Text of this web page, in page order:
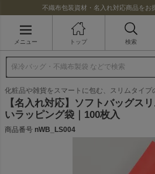
不織布包装資材・名入れ対応商品をお
メニュー トップ 検索
化粧品や雑貨をスマートに包む、スリムタイプ
【名入れ対応】ソフトバッグス
いラッピング袋｜100枚入
商品番号 nWB_LS004